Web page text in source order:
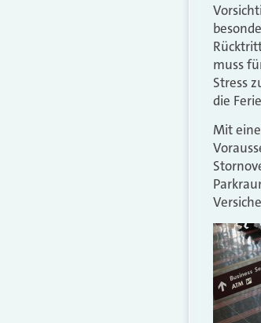
muss
Stress
die
Mit